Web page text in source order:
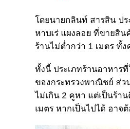
โดยนายกลินท์ สารสิน ป
หาบเร่ แผงลอย ที่ขายสิน
ร้านไม่ต่ำกว่า 1 เมตร ทั้
ทั้งนี้ ประเภทร้านอาหาร
ของกระทรวงพาณิชย์ ส่ว
ไม่เกิน 2 คูหา แต่เป็นร้า
เมตร หากเป็นไปได้ อา